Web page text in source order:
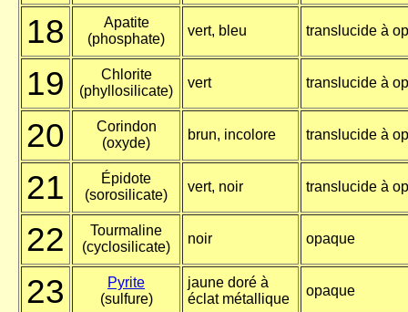
18
Apatite
(phosphate)
vert, bleu translucide à
19
Chlorite
(phyllosilicate)
vert translucide à
20
Corindon
(oxyde)
brun, incolore translucide à
21
Épidote
(sorosilicate)
vert, noir translucide à
22
Tourmaline
(cyclosilicate)
noir opaque
23
Pyrite
(sulfure)
jaune doré à
éclat métallique
opaque